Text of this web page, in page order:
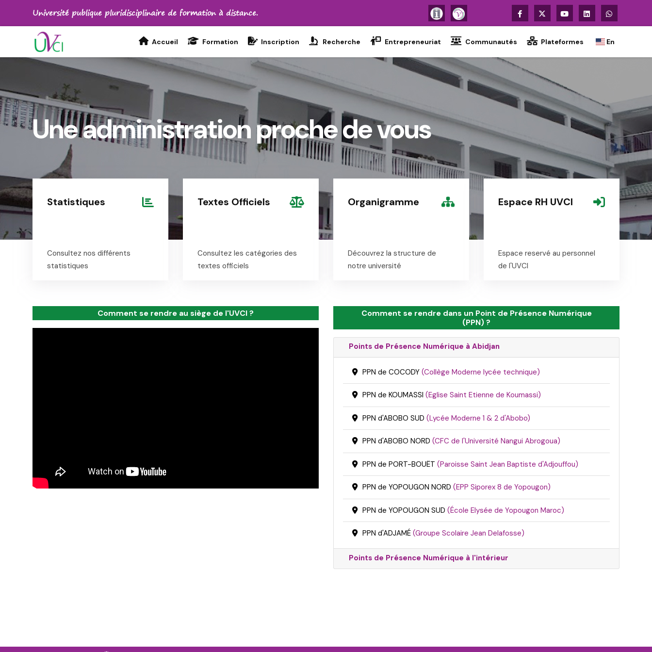
Université publique pluridisciplinaire de formation à distance.
Accueil Formation Inscription Recherche Entrepreneuriat Communautés Plateformes En
Une administration proche de vous
Statistiques
Consultez nos différents
statistiques
Textes Officiels
Consultez les catégories des
textes officiels
Organigramme
Découvrez la structure de
notre université
Espace RH UVCI
Espace reservé au personnel
de l'UVCI
Comment se rendre au siège de l'UVCI ?
Comment se rendre dans un Point de Présence Numérique
(PPN) ?
Points de Présence Numérique à Abidjan
PPN de COCODY (Collège Moderne lycée technique)
PPN de KOUMASSI (Eglise Saint Etienne de Koumassi)
PPN d'ABOBO SUD (Lycée Moderne 1 & 2 d'Abobo)
PPN d'ABOBO NORD (CFC de l'Université Nangui Abrogoua)
PPN de PORT-BOUËT (Paroisse Saint Jean Baptiste d'Adjouffou)
PPN de YOPOUGON NORD (EPP Siporex 8 de Yopougon)
PPN de YOPOUGON SUD (École Elysée de Yopougon Maroc)
PPN d'ADJAMÉ (Groupe Scolaire Jean Delafosse)
Points de Présence Numérique à l'intérieur